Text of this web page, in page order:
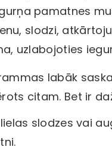
pamatnes
slodzi,
uzlabojoties
labāk
citam. Bet ir
slodzes vai